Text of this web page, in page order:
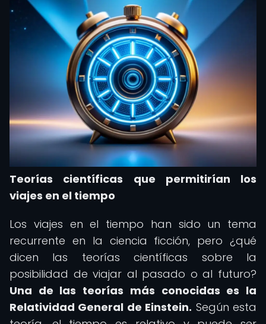
Teorías científicas que permitirían los
viajes en el tiempo
Los viajes en el tiempo han sido un tema
recurrente en la ciencia ficción, pero ¿qué
dicen las teorías científicas sobre la
posibilidad de viajar al pasado o al futuro?
Una de las teorías más conocidas es la
Relatividad General de Einstein. Según esta